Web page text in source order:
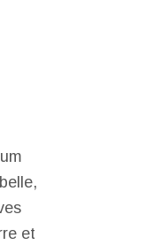
et